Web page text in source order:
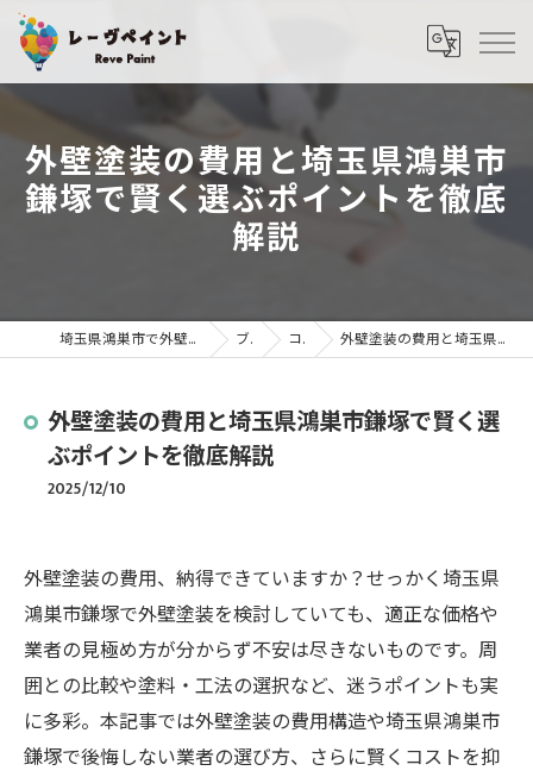
外壁塗装の費用と埼玉県鴻巣市
鎌塚で賢く選ぶポイントを徹底
解説
埼玉県鴻巣市で外壁塗装・屋根塗装ならレーヴペイント ブログ コラム 外壁塗装の費用と埼玉県鴻巣市鎌塚で賢く選ぶポイントを徹底解説
外壁塗装の費用と埼玉県鴻巣市鎌塚で賢く選
ぶポイントを徹底解説
2025/12/10
外壁塗装の費用、納得できていますか？せっかく埼玉県
鴻巣市鎌塚で外壁塗装を検討していても、適正な価格や
業者の見極め方が分からず不安は尽きないものです。周
囲との比較や塗料・工法の選択など、迷うポイントも実
に多彩。本記事では外壁塗装の費用構造や埼玉県鴻巣市
鎌塚で後悔しない業者の選び方、さらに賢くコストを抑